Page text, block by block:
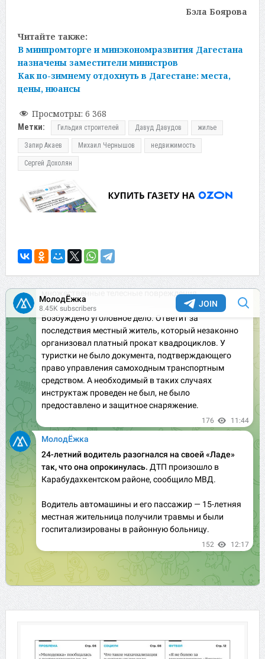
Бэла Боярова
Читайте также:
В минпромторге и минэкономразвития Дагестана
назначены заместители министров
Как по-зимнему отдохнуть в Дагестане: места,
цены, нюансы
Просмотры: 6 368
Метки: Гильдия строителей Давуд Давудов жилье
Запир Акаев Михаил Чернышов недвижимость
Сергей Дохолян